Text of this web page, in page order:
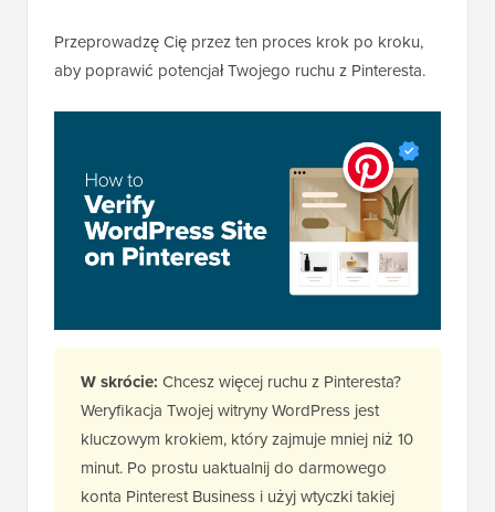
Przeprowadzę Cię przez ten proces krok po kroku,
aby poprawić potencjał Twojego ruchu z Pinteresta.
W skrócie: Chcesz więcej ruchu z Pinteresta?
Weryfikacja Twojej witryny WordPress jest
kluczowym krokiem, który zajmuje mniej niż 10
minut. Po prostu uaktualnij do darmowego
konta Pinterest Business i użyj wtyczki takiej